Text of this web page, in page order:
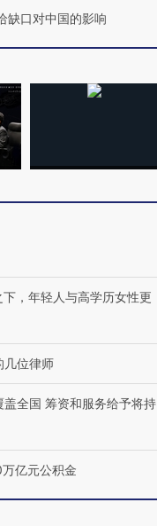
缺口对中国的影响
下，年轻人与高学历女性更
几位律师
盖全国 筹资和服务给予将持
万亿元公积金